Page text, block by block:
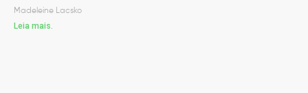
Madeleine Lacsko
Leia mais.